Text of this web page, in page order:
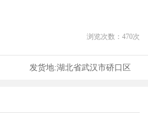
浏览次数： 470次
发货地:湖北省武汉市硚口区